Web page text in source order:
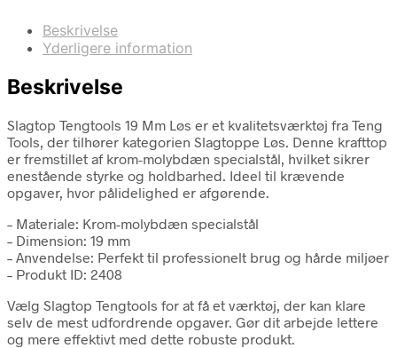
Beskrivelse
Yderligere information
Beskrivelse
Slagtop Tengtools 19 Mm Løs er et kvalitetsværktøj fra Teng
Tools, der tilhører kategorien Slagtoppe Løs. Denne krafttop
er fremstillet af krom-molybdæn specialstål, hvilket sikrer
enestående styrke og holdbarhed. Ideel til krævende
opgaver, hvor pålidelighed er afgørende.
– Materiale: Krom-molybdæn specialstål
– Dimension: 19 mm
– Anvendelse: Perfekt til professionelt brug og hårde miljøer
– Produkt ID: 2408
Vælg Slagtop Tengtools for at få et værktøj, der kan klare
selv de mest udfordrende opgaver. Gør dit arbejde lettere
og mere effektivt med dette robuste produkt.